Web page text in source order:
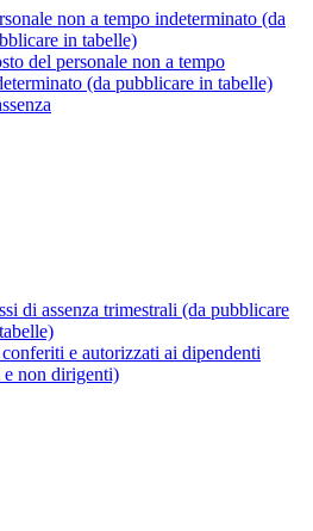
non a tempo indeterminato (da
in tabelle)
del personale non a tempo
(da pubblicare in tabelle)
di assenza trimestrali (da pubblicare
e autorizzati ai dipendenti
non dirigenti)